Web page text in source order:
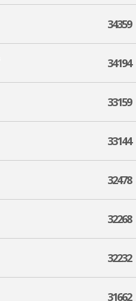
34359
34194
33159
33144
32478
32268
32232
31662